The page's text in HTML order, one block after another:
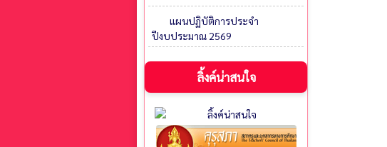
แผนปฏิบัติการประจำ
ปีงบประมาณ 2569
ลิ้งค์น่าสนใจ